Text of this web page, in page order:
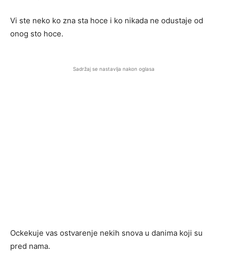
Vi ste neko ko zna sta hoce i ko nikada ne odustaje od
onog sto hoce.
Sadržaj se nastavlja nakon oglasa
Ockekuje vas ostvarenje nekih snova u danima koji su
pred nama.